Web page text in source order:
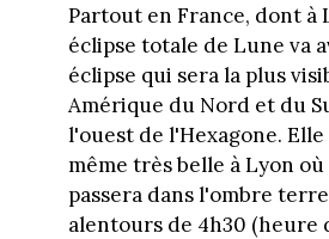
Partout en France, dont à
éclipse totale de Lune va
éclipse qui sera la plus
Amérique du Nord et du
l'ouest de l'Hexagone.
même très belle à Lyon
passera dans l'ombre
alentours de 4h30 (heure